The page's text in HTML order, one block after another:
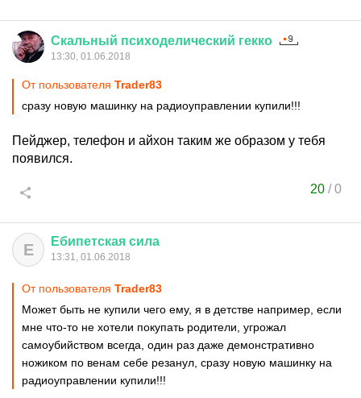
Скальный психоделический гекко
13:30, 01.06.2018
От пользователя Trader83
сразу новую машинку на радиоуправлении купили!!!
Пейджер, телефон и айхон таким же образом у тебя
появился.
20 /0
Е Ебипетская сила
13:31, 01.06.2018
От пользователя Trader83
Может быть не купили чего ему, я в детстве например, если
мне что-то не хотели покупать родители, угрожал
самоубийством всегда, один раз даже демонстративно
ножиком по венам себе резанул, сразу новую машинку на
радиоуправлении купили!!!